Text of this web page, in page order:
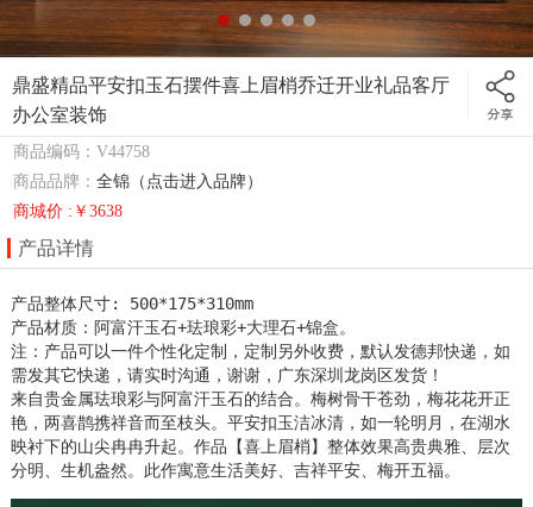
鼎盛精品平安扣玉石摆件喜上眉梢乔迁开业礼品客厅
办公室装饰
商品编码：V44758
商品品牌：全锦（点击进入品牌）
商城价 :￥3638
产品详情
产品整体尺寸: 500*175*310mm
产品材质：阿富汗玉石+珐琅彩+大理石+锦盒。
注：产品可以一件个性化定制，定制另外收费，默认发德邦快递，如
需发其它快递，请实时沟通，谢谢，广东深圳龙岗区发货！
来自贵金属珐琅彩与阿富汗玉石的结合。梅树骨干苍劲，梅花花开正
艳，两喜鹊携祥音而至枝头。平安扣玉洁冰清，如一轮明月，在湖水
映衬下的山尖冉冉升起。作品【喜上眉梢】整体效果高贵典雅、层次
分明、生机盎然。此作寓意生活美好、吉祥平安、梅开五福。